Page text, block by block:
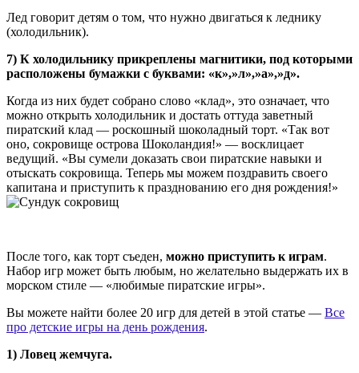
Лед говорит детям о том, что нужно двигаться к леднику
(холодильник).
7) К холодильнику прикреплены магнитики, под которыми
расположены бумажки с буквами: «к»,»л»,»а»,»д».
Когда из них будет собрано слово «клад», это означает, что
можно открыть холодильник и достать оттуда заветный
пиратский клад — роскошный шоколадный торт. «Так вот
оно, сокровище острова Шоколандия!» — восклицает
ведущий. «Вы сумели доказать свои пиратские навыки и
отыскать сокровища. Теперь мы можем поздравить своего
капитана и приступить к празднованию его дня рождения!»
После того, как торт съеден, можно приступить к играм.
Набор игр может быть любым, но желательно выдержать их в
морском стиле — «любимые пиратские игры».
Вы можете найти более 20 игр для детей в этой статье — Все
про детские игры на день рождения.
1) Ловец жемчуга.